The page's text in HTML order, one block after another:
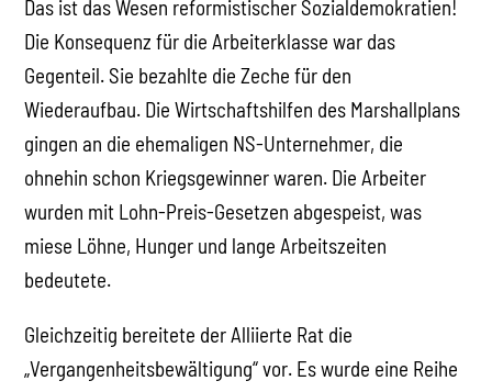
Das ist das Wesen reformistischer Sozialdemokratien!
Die Konsequenz für die Arbeiterklasse war das
Gegenteil. Sie bezahlte die Zeche für den
Wiederaufbau. Die Wirtschaftshilfen des Marshallplans
gingen an die ehemaligen NS-Unternehmer, die
ohnehin schon Kriegsgewinner waren. Die Arbeiter
wurden mit Lohn-Preis-Gesetzen abgespeist, was
miese Löhne, Hunger und lange Arbeitszeiten
bedeutete.
Gleichzeitig bereitete der Alliierte Rat die
„Vergangenheitsbewältigung“ vor. Es wurde eine Reihe